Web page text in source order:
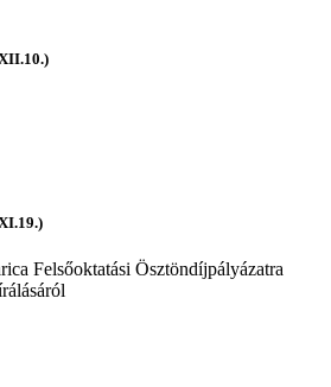
Felsőoktatási Ösztöndíjpályázatra